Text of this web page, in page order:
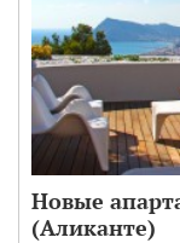
Новые
(Аликанте)